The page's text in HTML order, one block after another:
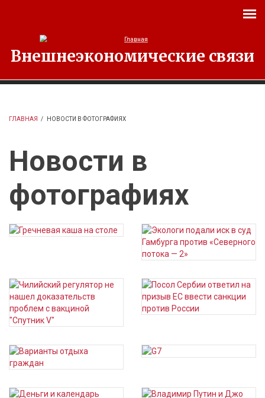
Внешнеэкономические связи
ГЛАВНАЯ / НОВОСТИ В ФОТОГРАФИЯХ
Новости в
фотографиях